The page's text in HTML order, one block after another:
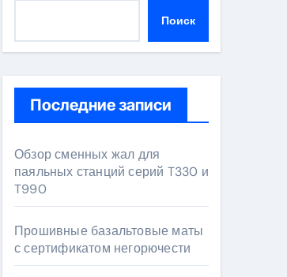
Поиск
Последние записи
Обзор сменных жал для
паяльных станций серий T330 и
T990
Прошивные базальтовые маты
с сертификатом негорючести